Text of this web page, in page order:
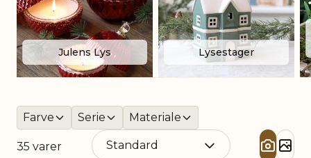
Julens Lys Lysestager
Farve Serie Materiale
35 varer